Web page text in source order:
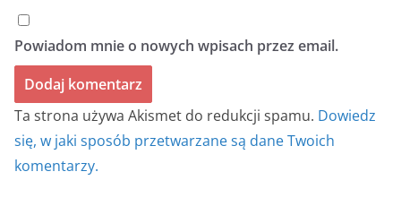
Powiadom mnie o nowych wpisach przez email.
Ta strona używa Akismet do redukcji spamu. Dowiedz
się, w jaki sposób przetwarzane są dane Twoich
komentarzy.